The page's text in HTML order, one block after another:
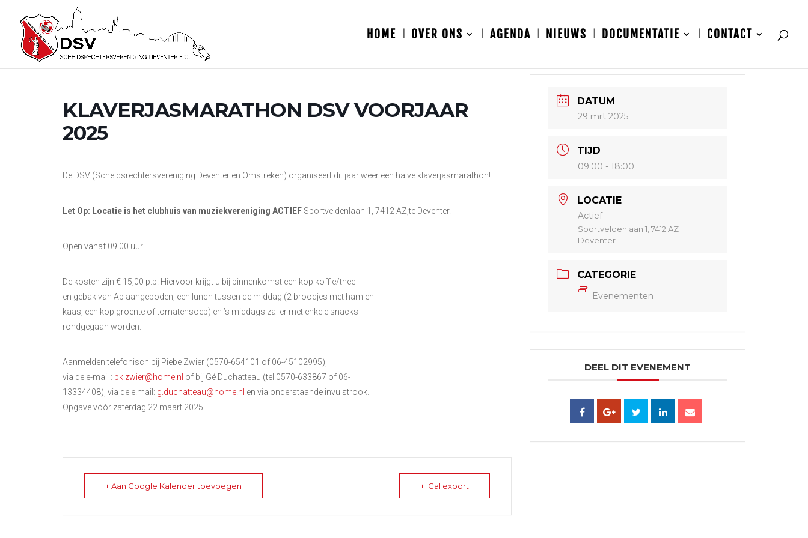
HOME OVER ONS AGENDA NIEUWS DOCUMENTATIE CONTACT
KLAVERJASMARATHON DSV VOORJAAR
2025
De DSV (Scheidsrechtersvereniging Deventer en Omstreken) organiseert dit jaar weer een halve klaverjasmarathon!
Let Op: Locatie is het clubhuis van muziekvereniging ACTIEF Sportveldenlaan 1, 7412 AZ,te Deventer.
Open vanaf 09.00 uur.
De kosten zijn € 15,00 p.p. Hiervoor krijgt u bij binnenkomst een kop koffie/thee
en gebak van Ab aangeboden, een lunch tussen de middag (2 broodjes met ham en
kaas, een kop groente of tomatensoep) en ’s middags zal er met enkele snacks
rondgegaan worden.
Aanmelden telefonisch bij Piebe Zwier (0570-654101 of 06-45102995),
via de e-mail : pk.zwier@home.nl of bij Gé Duchatteau (tel.0570-633867 of 06-
13334408), via de e.mail: g.duchatteau@home.nl en via onderstaande invulstrook.
Opgave vóór zaterdag 22 maart 2025
+ Aan Google Kalender toevoegen + iCal export
DATUM
29 mrt 2025
TIJD
09:00 - 18:00
LOCATIE
Actief
Sportveldenlaan 1, 7412 AZ
Deventer
CATEGORIE
Evenementen
DEEL DIT EVENEMENT